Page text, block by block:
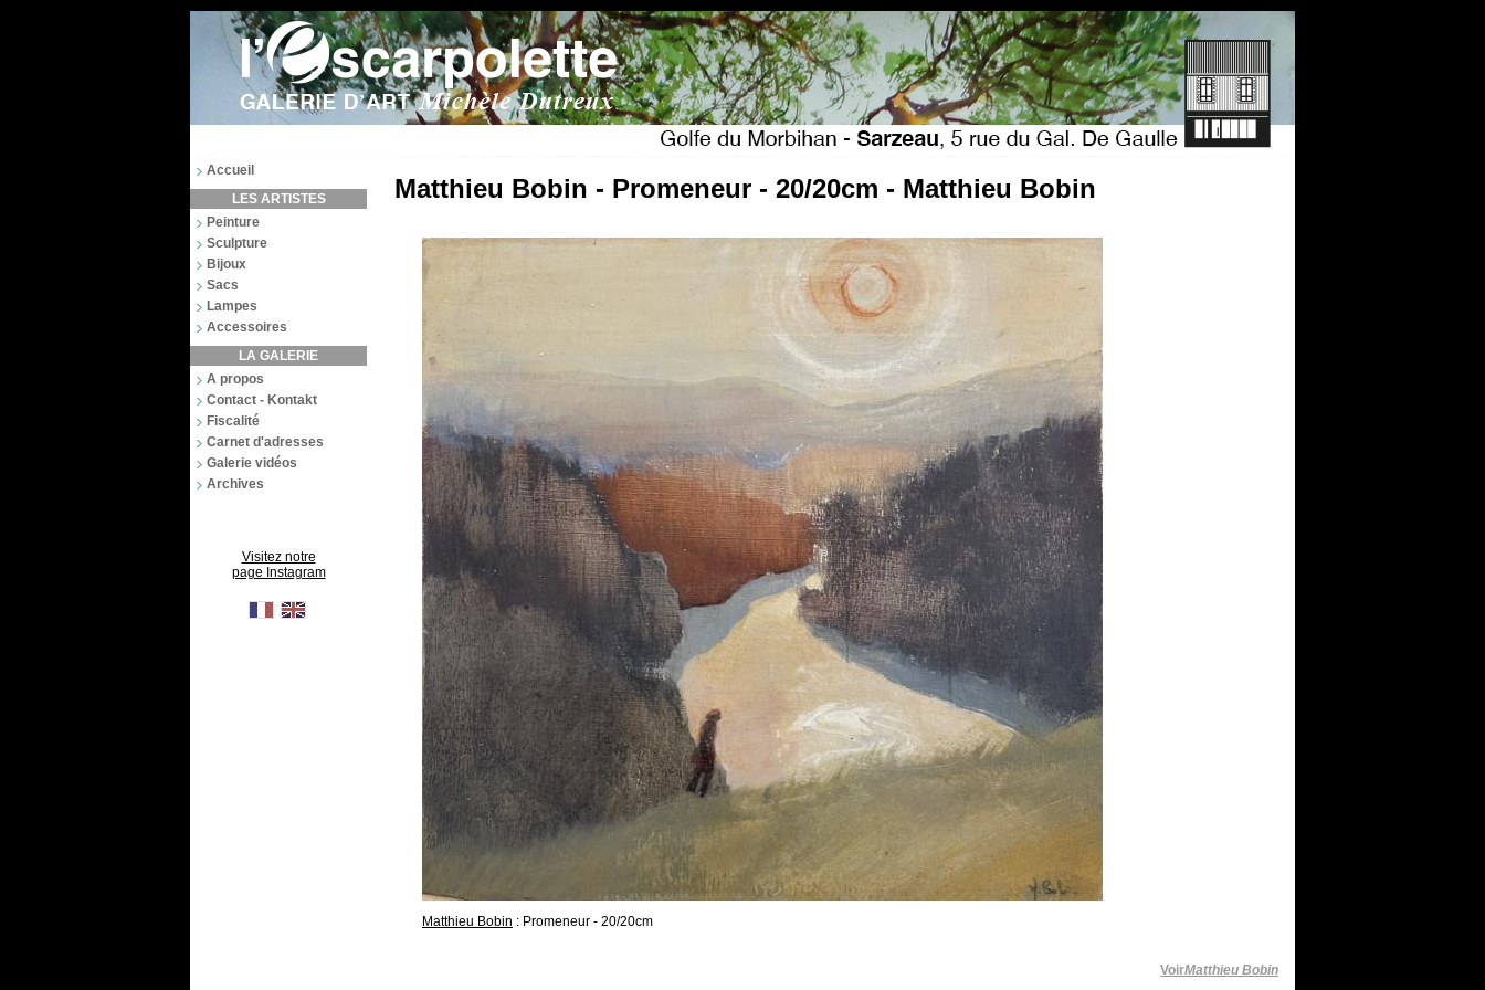
Accueil
LES ARTISTES
Peinture
Sculpture
Bijoux
Sacs
Lampes
Accessoires
LA GALERIE
A propos
Contact - Kontakt
Fiscalité
Carnet d'adresses
Galerie vidéos
Archives
Visitez notre
page Instagram
Matthieu Bobin - Promeneur - 20/20cm - Matthieu Bobin
Matthieu Bobin : Promeneur - 20/20cm
VoirMatthieu Bobin